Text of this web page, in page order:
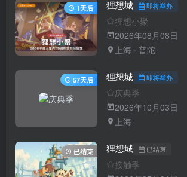
1天后 狸想城 即将举办
狸想小聚
2026年08月08日
上海 · 普陀
57天后 狸想城 即将举办
庆典季
2026年10月03日
上海
已结束 狸想城 已结束
接触季